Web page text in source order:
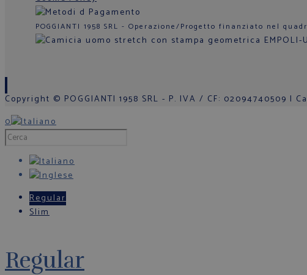
POGGIANTI 1958 SRL - Operazione/Progetto finanziato nel
Copyright © POGGIANTI 1958 SRL - P. IVA / CF: 02094740509 |
0
Regular
Slim
Regular